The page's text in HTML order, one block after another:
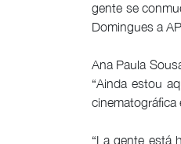
gente se
Domingues a
Ana Paula
“Ainda estou
cinematográfica
“La gente está